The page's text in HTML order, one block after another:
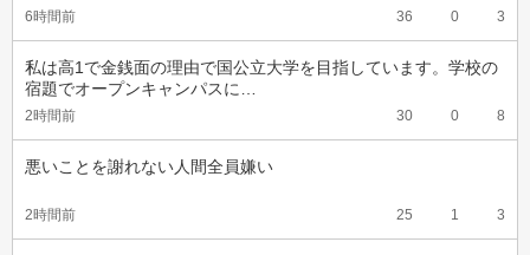
6時間前 36 0 3
私は高1で金銭面の理由で国公立大学を目指しています。学校の
宿題でオープンキャンパスに…
2時間前 30 0 8
悪いことを謝れない人間全員嫌い
2時間前 25 1 3